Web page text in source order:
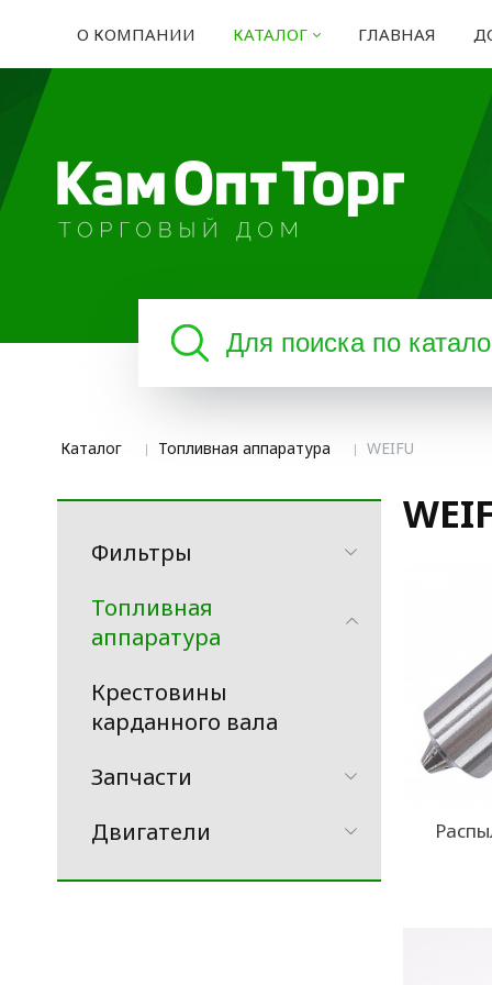
О КОМПАНИИ КАТАЛОГ ГЛАВНАЯ
Каталог Топливная аппаратура WEIFU
Фильтры
Топливная
аппаратура
Крестовины
карданного вала
Запчасти
Двигатели